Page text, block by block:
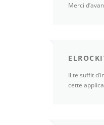
Merci
Il te suffit
cette